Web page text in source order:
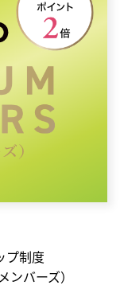
プ制度
ンバーズ）